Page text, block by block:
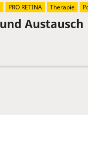
Austausch
PRO RETINA Therapie